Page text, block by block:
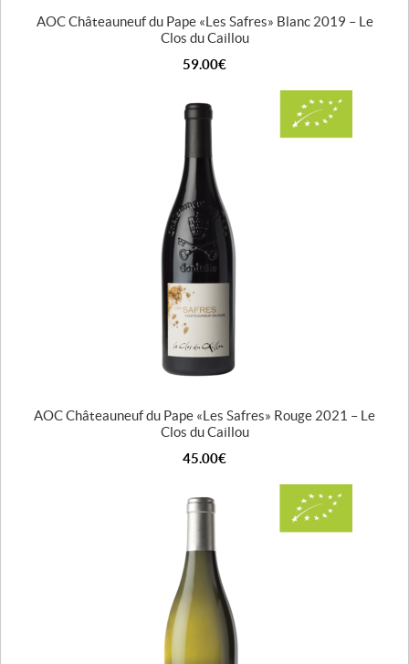
AOC Châteauneuf du Pape « Les Safres » Blanc 2019 – Le
Clos du Caillou
59.00€
AOC Châteauneuf du Pape « Les Safres » Rouge 2021 – Le
Clos du Caillou
45.00€